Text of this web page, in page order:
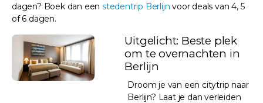
dagen? Boek dan eenstedentrip Berlijn voor deals van 4, 5
of 6 dagen.
Uitgelicht: Beste plek
om te overnachten in
Berlijn
Droom je van een citytrip naar
Berlijn? Laat je dan verleiden